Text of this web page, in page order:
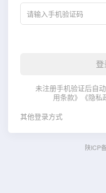
未注册手机验证后自
用条款》
《隐私
其他登录方式
陕ICP